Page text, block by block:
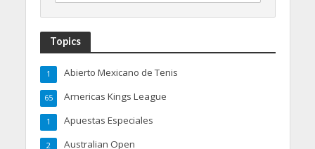
Topics
Abierto Mexicano de Tenis
1
Americas Kings League
65
Apuestas Especiales
1
Australian Open
2